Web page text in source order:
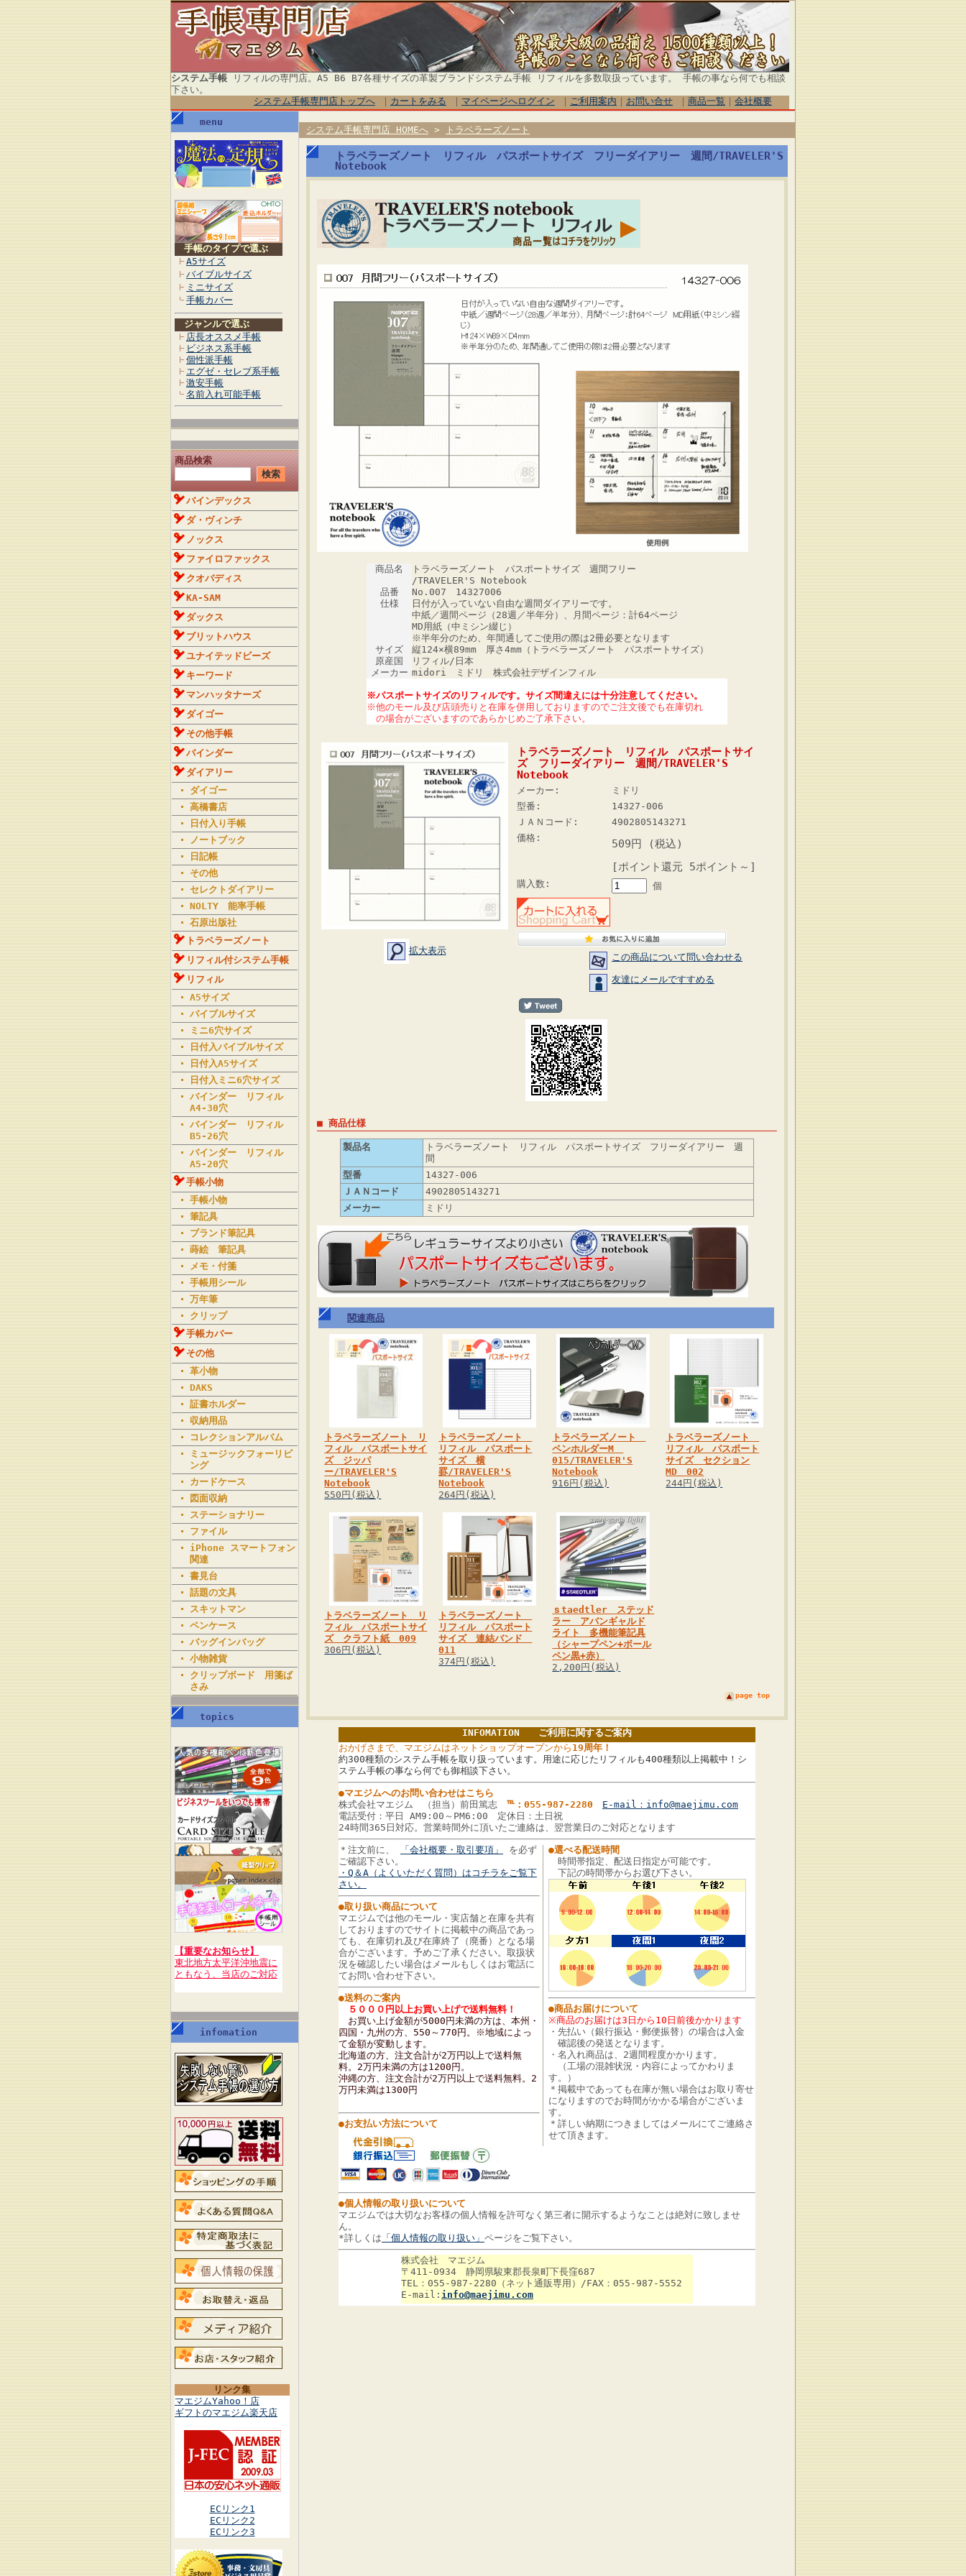
システム手帳 リフィルの専門店。A5 B6 B7各種サイズの革製ブランドシステム手帳 リフィルを多数取扱っています。 手帳の事なら何でも相談
下さい。
システム手帳専門店トップへ
カートをみる マイページへログイン ご利用案内 お問い合せ 商品一覧
会社概要
menu
手帳のタイプで選ぶ
A5サイズ
バイブルサイズ
ミニサイズ
手帳カバー
ジャンルで選ぶ
店長オススメ手帳
ビジネス系手帳
個性派手帳
エグゼ・セレブ系手帳
激安手帳
名前入れ可能手帳
商品検索
バインデックス
ダ・ヴィンチ
ノックス
ファイロファックス
クオバディス
KA-SAM
ダックス
ブリットハウス
ユナイテッドビーズ
キーワード
マンハッタナーズ
ダイゴー
その他手帳
バインダー
ダイアリー
ダイゴー
高橋書店
日付入り手帳
ノートブック
日記帳
その他
セレクトダイアリー
NOLTY 能率手帳
石原出版社
トラベラーズノート
リフィル付システム手帳
リフィル
A5サイズ
バイブルサイズ
ミニ6穴サイズ
日付入バイブルサイズ
日付入A5サイズ
日付入ミニ6穴サイズ
バインダー リフィル
A4-30穴
バインダー リフィル
B5-26穴
バインダー リフィル
A5-20穴
手帳小物
手帳小物
筆記具
ブランド筆記具
蒔絵 筆記具
メモ・付箋
手帳用シール
万年筆
クリップ
手帳カバー
その他
革小物
DAKS
証書ホルダー
収納用品
コレクションアルバム
ミュージックフォーリビ
ング
カードケース
図面収納
ステーショナリー
ファイル
iPhone スマートフォン
関連
書見台
話題の文具
スキットマン
ペンケース
バッグインバッグ
小物雑貨
クリップボード 用箋ば
さみ
topics
【重要なお知らせ】
東北地方太平洋沖地震に
ともなう、当店のご対応
infomation
リンク集
マエジムYahoo！店
ギフトのマエジム楽天店
ECリンク1
ECリンク2
ECリンク3
システム手帳専門店 HOMEへ > トラベラーズノート
トラベラーズノート リフィル パスポートサイズ フリーダイアリー 週間/TRAVELER'S
Notebook
商品名
トラベラーズノート パスポートサイズ 週間フリー
/TRAVELER'S Notebook
品番
No.007 14327006
仕様
日付が入っていない自由な週間ダイアリーです。
中紙／週間ページ（28週／半年分）、月間ページ：計64ページ
MD用紙（中ミシン綴じ）
※半年分のため、年間通してご使用の際は2冊必要となります
サイズ
縦124×横89mm 厚さ4mm（トラベラーズノート パスポートサイズ）
原産国
リフィル/日本
メーカー midori ミドリ 株式会社デザインフィル
※パスポートサイズのリフィルです。サイズ間違えには十分注意してください。
※他のモール及び店頭売りと在庫を併用しておりますのでご注文後でも在庫切れ
の場合がございますのであらかじめご了承下さい。
拡大表示
トラベラーズノート リフィル パスポートサイ
ズ フリーダイアリー 週間/TRAVELER'S
Notebook
メーカー:
ミドリ
型番:
14327-006
ＪＡＮコード:
4902805143271
価格:
509円 (税込)
[ポイント還元 5ポイント～]
購入数: 個
この商品について問い合わせる
友達にメールですすめる
■ 商品仕様
製品名
トラベラーズノート リフィル パスポートサイズ フリーダイアリー 週
間
型番
14327-006
ＪＡＮコード
4902805143271
メーカー
ミドリ
関連商品
トラベラーズノート リ
フィル パスポートサイ
ズ ジッパ
ー/TRAVELER'S
Notebook
550円(税込)
トラベラーズノート
リフィル パスポート
サイズ 横
罫/TRAVELER'S
Notebook
264円(税込)
トラベラーズノート
ペンホルダーM
015/TRAVELER'S
Notebook
916円(税込)
トラベラーズノート
リフィル パスポート
サイズ セクション
MD 002
244円(税込)
トラベラーズノート リ
フィル パスポートサイ
ズ クラフト紙 009
306円(税込)
トラベラーズノート
リフィル パスポート
サイズ 連結バンド
011
374円(税込)
ｓtaedtler ステッド
ラー アバンギャルド
ライト 多機能筆記具
（シャープペン+ボール
ペン黒+赤）
2,200円(税込)
page top
INFOMATION ご利用に関するご案内
おかげさまで、マエジムはネットショップオープンから 19周年！
約300種類のシステム手帳を取り扱っています。用途に応じたリフィルも400種類以上掲載中！シ
ステム手帳の事なら何でも御相談下さい。
●マエジムへのお問い合わせはこちら
株式会社マエジム （担当）前田篤志 ℡：055-987-2280
E-mail：info@maejimu.com
電話受付：平日 AM9:00～PM6:00 定休日：土日祝
24時間365日対応。営業時間外に頂いたご連絡は、翌営業日のご対応となります
＊注文前に、 「会社概要・取引要項」
を必ず
ご確認下さい。
・Q＆A（よくいただく質問）はコチラをご覧下
さい。
●選べる配送時間
時間帯指定、配送日指定が可能です。
下記の時間帯からお選び下さい。
●取り扱い商品について
マエジムでは他のモール・実店舗と在庫を共有
しておりますのでサイトに掲載中の商品であっ
ても、在庫切れ及び在庫終了（廃番）となる場
合がございます。予めご了承ください。取扱状
況を確認したい場合はメールもしくはお電話に
てお問い合わせ下さい。
●送料のご案内
５０００円以上お買い上げで送料無料！
お買い上げ金額が5000円未満の方は、 本州・
四国・九州の方、 550～770円 。
※地域によっ
て金額が変動します。
北海道の方、注文合計が2万円以上で送料無
料。2万円未満の方は1200円。
沖縄の方、注文合計が2万円以上で送料無料。2
万円未満は1300円
●商品お届けについて
※商品のお届けは3日から10日前後かかります
・先払い（銀行振込・郵便振替）の場合は入金
確認後の発送となります。
・名入れ商品は、2週間程度かかります。
（工場の混雑状況・内容によってかわりま
す。）
＊掲載中であっても在庫が無い場合はお取り寄せ
になりますのでお時間がかかる場合がございま
す。
＊詳しい納期につきましてはメールにてご連絡さ
せて頂きます。
●お支払い方法について
●個人情報の取り扱いについて
マエジムでは大切なお客様の個人情報を許可なく第三者に開示するようなことは絶対に致しませ
ん。
*詳しくは 「個人情報の取り扱い」 ページをご覧下さい。
株式会社 マエジム
〒411-0934 静岡県駿東郡長泉町下長窪687
TEL：055-987-2280（ネット通販専用）/FAX：055-987-5552
E-mail: info@maejimu.com